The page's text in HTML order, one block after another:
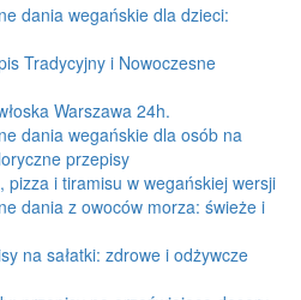
dania wegańskie dla dzieci:
Tradycyjny i Nowoczesne
Warszawa 24h.
dania wegańskie dla osób na
przepisy
pizza i tiramisu w wegańskiej wersji
dania z owoców morza: świeże i
na sałatki: zdrowe i odżywcze